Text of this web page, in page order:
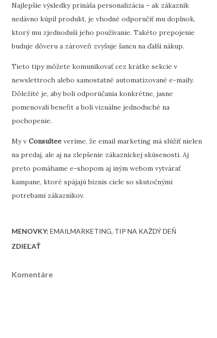
Najlepšie výsledky prináša personalizácia – ak zákazník
nedávno kúpil produkt, je vhodné odporučiť mu doplnok,
ktorý mu zjednoduší jeho používanie. Takéto prepojenie
buduje dôveru a zároveň zvyšuje šancu na ďalší nákup.
Tieto tipy môžete komunikovať cez krátke sekcie v
newslettroch alebo samostatné automatizované e-maily.
Dôležité je, aby boli odporúčania konkrétne, jasne
pomenovali benefit a boli vizuálne jednoduché na
pochopenie.
My v Consultee veríme, že email marketing má slúžiť nielen
na predaj, ale aj na zlepšenie zákazníckej skúsenosti. Aj
preto pomáhame e-shopom aj iným webom vytvárať
kampane, ktoré spájajú biznis ciele so skutočnými
potrebami zákazníkov.
MENOVKY: EMAILMARKETING TIP NA KAŽDÝ DEŇ
ZDIEĽAŤ
Komentáre